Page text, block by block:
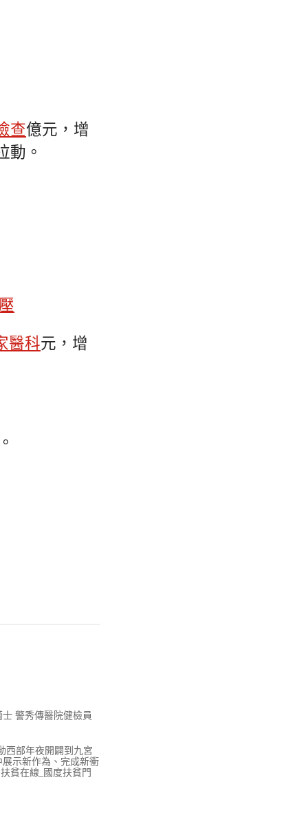
查億元，增
動。
醫科元，增
警秀傳醫院健檢員
西部年夜開闢到九宮
示新作為、完成新衝
貧在線_國度扶貧門